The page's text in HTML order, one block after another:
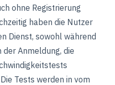
ohne Registrierung
haben die Nutzer
Dienst, sowohl während
Anmeldung, die
Tests werden in vom